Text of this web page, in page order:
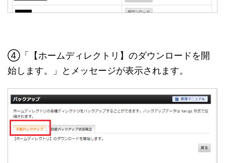
④「【ホームディレクトリ】のダウンロードを開
始します。」とメッセージが表示されます。